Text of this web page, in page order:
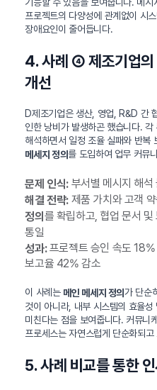
프로젝트의 다양성에 관계없이 시
장애요인이 줄어듭니다.
4. 사례 ④ 제조기업의
개선
D제조기업은 생산, 영업, R&D 간
인한 낭비가 발생하곤 했습니다. 각
해석하면서 일정 조율 실패와 반복
메세지 정의를 도입하여 업무 커뮤
문제 인식:부서별 메시지 해석
해결 전략:제품 가치와 고객
정의 를 확립하고, 협업 문서
통일
성과:프로젝트 승인 속도
보고율 42% 감소
이 사례는 메인 메세지 정의가 단순
것이 아니라, 내부 시스템의 효율
미친다는 점을 보여줍니다. 커뮤니
프로세스는 자연스럽게 단순화되
5. 사례 비교를 통한